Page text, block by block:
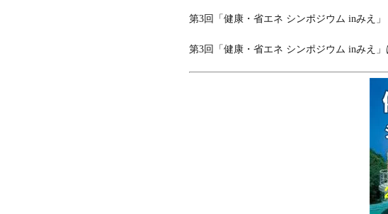
第3回「健康・省エネ シンポジウム inみえ」
第3回「健康・省エネ シンポジウム inみえ」